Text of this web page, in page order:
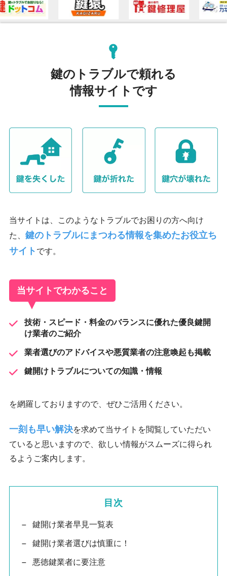
鍵のトラブルで頼れる
情報サイトです
当サイトは、このようなトラブルでお困りの方へ向け
た、 鍵のトラブルにまつわる情報を集めたお役立ち
サイト です。
当サイトでわかること
技術・スピード・料金のバランスに優れた優良鍵開
け業者のご紹介
業者選びのアドバイスや悪質業者の注意喚起も掲載
鍵開けトラブルについての知識・情報
を網羅しておりますので、ぜひご活用ください。
一刻も早い解決を求めて当サイトを閲覧していただい
ていると思いますので、欲しい情報がスムーズに得られ
るようご案内します。
目次
鍵開け業者早見一覧表
鍵開け業者選びは慎重に！
悪徳鍵業者に要注意